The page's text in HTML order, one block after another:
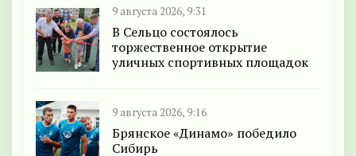
9 августа 2026, 9:31
В Сельцо состоялось
торжественное открытие
уличных спортивных площадок
9 августа 2026, 9:16
Брянское «Динамо» победило
Сибирь